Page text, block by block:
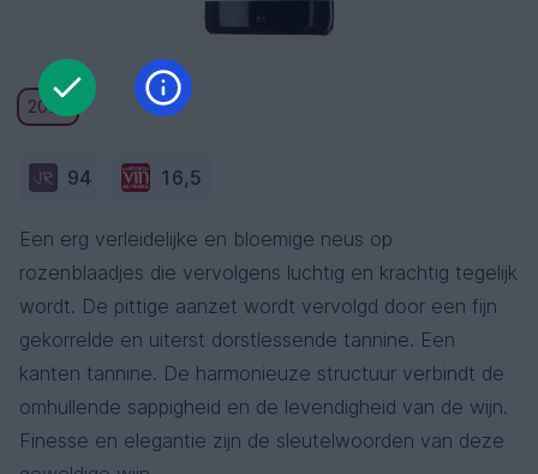
2020
94 16,5
Een erg verleidelijke en bloemige neus op
rozenblaadjes die vervolgens luchtig en krachtig tegelijk
wordt. De pittige aanzet wordt vervolgd door een fijn
gekorrelde en uiterst dorstlessende tannine. Een
kanten tannine. De harmonieuze structuur verbindt de
omhullende sappigheid en de levendigheid van de wijn.
Finesse en elegantie zijn de sleutelwoorden van deze